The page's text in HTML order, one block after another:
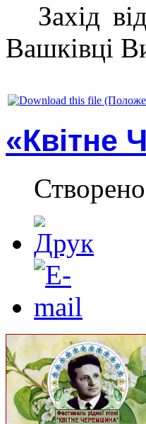
Захід
Вашківці
«Квітне